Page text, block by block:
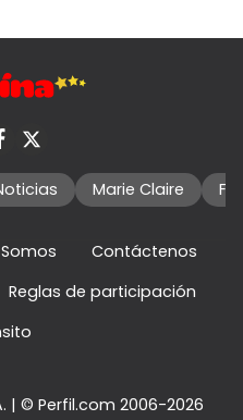
Marie Claire
Contáctenos
Reglas de participación
| © Perfil.com 2006-2026